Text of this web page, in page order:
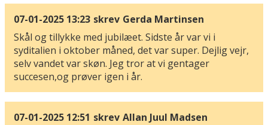
07-01-2025 13:23 skrev Gerda Martinsen
Skål og tillykke med jubilæet. Sidste år var vi i
syditalien i oktober måned, det var super. Dejlig vejr,
selv vandet var skøn. Jeg tror at vi gentager
succesen,og prøver igen i år.
07-01-2025 12:51 skrev Allan Juul Madsen